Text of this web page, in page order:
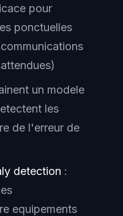
pour
ponctuelles
un modele
les
de l'erreur de
detection :
equipements